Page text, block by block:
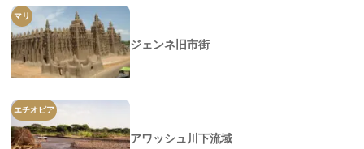
マリ
ジェンネ旧市街
エチオピア
アワッシュ川下流域